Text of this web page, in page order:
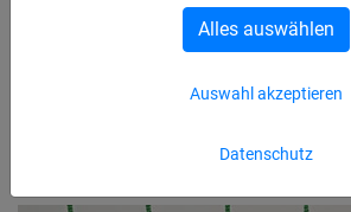
Datenschutz
Auswahl akzeptieren
Alles auswählen